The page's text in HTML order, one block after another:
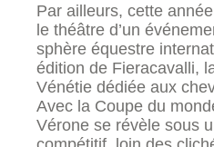
Par ailleurs, cette
le théâtre d’un
sphère équestre
édition de Fieracavalli,
Vénétie dédiée aux
Avec la Coupe du
Vérone se révèle sous